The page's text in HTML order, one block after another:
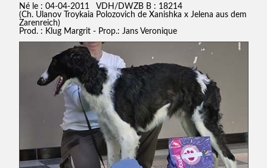
Né le : 04-04-2011 VDH/DWZB B : 18214
(Ch. Ulanov Troykaia Polozovich de Xanishka x Jelena aus dem
Zarenreich)
Prod. : Klug Margrit - Prop.: Jans Veronique